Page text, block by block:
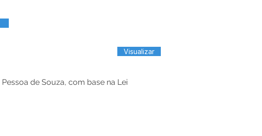
Visualizar
Pessoa de Souza, com base na Lei